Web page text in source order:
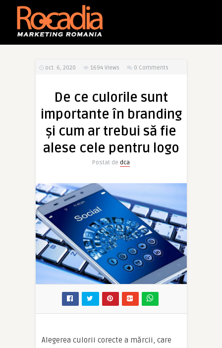
oct. 6, 2020 1694 Views 0 Comments
De ce culorile sunt
importante în branding
și cum ar trebui să fie
alese cele pentru logo
Postat de dca
Alegerea culorii corecte a mărcii, care